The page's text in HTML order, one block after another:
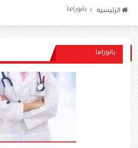
الرئيسيه بانوراما
بانوراما